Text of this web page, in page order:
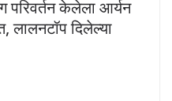
केलेला आर्यन
लालनटॉप दिलेल्या